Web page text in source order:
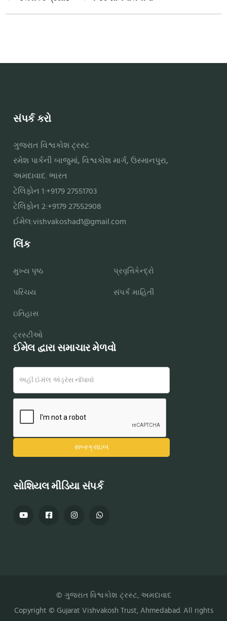
સંપર્ક કરો
ગુજરાત વિશ્વકોશ ટ્રસ્ટ
રમેશ પાર્કની બાજુમાં, વિશ્વકોશ માર્ગ, ઉસ્માનપુરા,
અમદાવાદ. ભારત
ટેલિફોન 1:+9179 27551703
ટેલિફોન 2:+9179 27552908
ઈમેલ:vishvakoshad1@gmail.com
લિંક
મુખ્ય પૃષ્ઠ
પરિચય
ઇતિહાસ
ટ્રસ્ટીઓ
પ્રવૃત્તિકેન્દ્રો
સંપર્ક માહિતી
ઈમેલ દ્વારા સમાચાર મેળવો
સોશિયલ મીડિયા સંપર્ક
© ગુજરાત વિશ્વકોશ ટ્રસ્ટ, અમદાવાદ
Copyright © Gujarat Vishvakosh Trust , Ahmedabad. All rights